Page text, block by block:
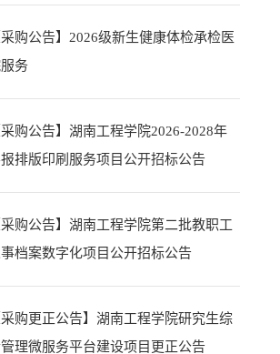
采购公告】2026级新生健康体检承检医
务
采购公告】湖南工程学院2026-2028年
排版印刷服务项目公开招标公告
采购公告】湖南工程学院第二批教职工
事档案数字化项目公开招标公告
采购更正公告】湖南工程学院研究生综
理微服务平台建设项目更正公告